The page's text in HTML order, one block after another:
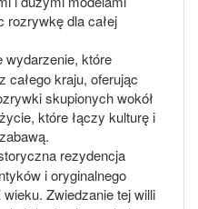
rozrywkę dla całej
wydarzenie, które
całego kraju, oferując
skupionych wokół
które łączy kulturę i
rezydencja
i oryginalnego
Zwiedzanie tej willi